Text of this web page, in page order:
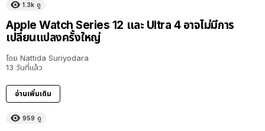
1.3k ดู
Apple Watch Series 12 และ Ultra 4 อาจไม่มีการ
เปลี่ยนแปลงครั้งใหญ่
โดย Nattida Suriyodara
13 วันที่แล้ว
อ่านเพิ่มเติม
959 ดู